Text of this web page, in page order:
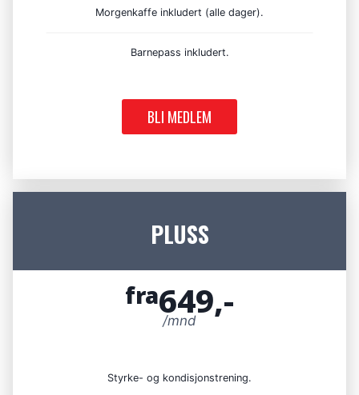
Morgenkaffe inkludert (alle dager).
Barnepass inkludert.
BLI MEDLEM
PLUSS
fra649,-
/mnd
Styrke- og kondisjonstrening.